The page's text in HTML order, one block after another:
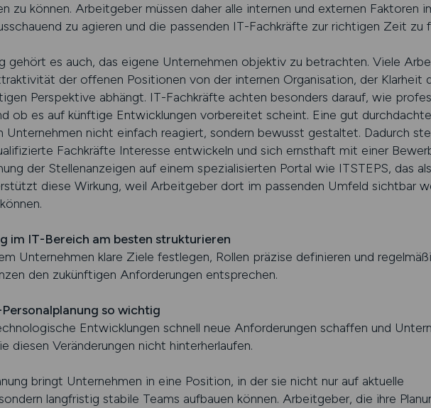
zu können. Arbeitgeber müssen daher alle internen und externen Faktoren
zu agieren und die passenden IT-Fachkräfte zur richtigen Zeit zu
gehört es auch, das eigene Unternehmen objektiv zu betrachten. Viele
der offenen Positionen von der internen Organisation, der Klarheit
Perspektive abhängt. IT-Fachkräfte achten besonders darauf, wie
ob es auf künftige Entwicklungen vorbereitet scheint. Eine gut durchdachte
Unternehmen nicht einfach reagiert, sondern bewusst gestaltet. Dadurch
Fachkräfte Interesse entwickeln und sich ernsthaft mit einer
der Stellenanzeigen auf einem spezialisierten Portal wie ITSTEPS, das
diese Wirkung, weil Arbeitgeber dort im passenden Umfeld sichtbar
im IT-Bereich am besten strukturieren
Unternehmen klare Ziele festlegen, Rollen präzise definieren und
den zukünftigen Anforderungen entsprechen.
so wichtig
Entwicklungen schnell neue Anforderungen schaffen und
diesen Veränderungen nicht hinterherlaufen.
bringt Unternehmen in eine Position, in der sie nicht nur auf aktuelle
langfristig stabile Teams aufbauen können. Arbeitgeber, die ihre